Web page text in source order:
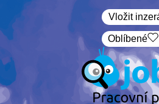
Vložit
Oblíbené